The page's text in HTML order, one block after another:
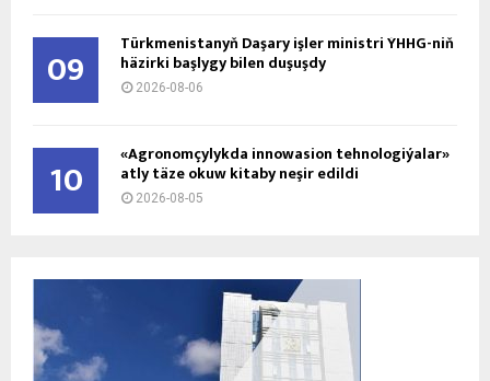
09 Türkmenistanyň Daşary işler ministri ÝHHG-niň
häzirki başlygy bilen duşuşdy
2026-08-06
10 «Agronomçylykda innowasion tehnologiýalar»
atly täze okuw kitaby neşir edildi
2026-08-05